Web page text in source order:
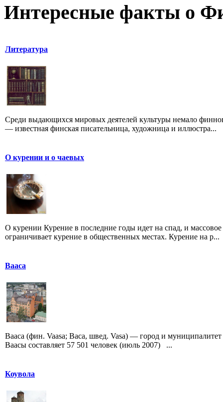
Интересные факты о
Литература
Среди выдающихся мировых деятелей культуры немало
— известная финская писательница, художница и иллюстра...
О курении и о чаевых
О курении Курение в последние годы идет на спад, и
ограничивает курение в общественных местах. Курение на р...
Вааса
Вааса (фин. Vaasa; Васа, швед. Vasa) — город и
Ваасы составляет 57 501 человек (июль 2007) ...
Коувола